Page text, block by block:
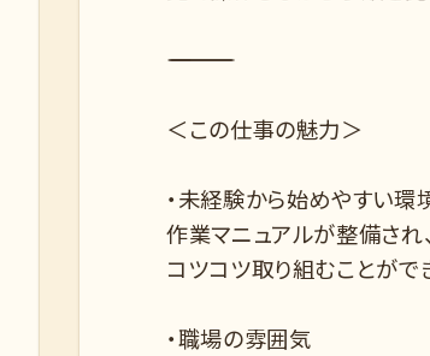
――――――――――――――――
＜この仕事の魅力＞
・未経験から始めやすい環
作業マニュアルが整備さ
コツコツ取り組むことがで
・職場の雰囲気